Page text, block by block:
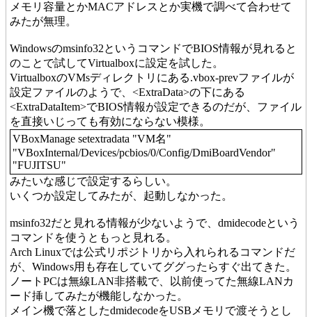
メモリ容量とかMACアドレスとか実機で調べて合わせて
みたが無理。
Windowsのmsinfo32というコマンドでBIOS情報が見れると
のことで試してVirtualboxに設定を試した。
VirtualboxのVMsディレクトリにある.vbox-prevファイルが
設定ファイルのようで、<ExtraData>の下にある
<ExtraDataItem>でBIOS情報が設定できるのだが、ファイル
を直接いじっても有効にならない模様。
VBoxManage setextradata "VM名"
"VBoxInternal/Devices/pcbios/0/Config/DmiBoardVendor"
"FUJITSU"
みたいな感じで設定するらしい。
いくつか設定してみたが、起動しなかった。
msinfo32だと見れる情報が少ないようで、dmidecodeという
コマンドを使うともっと見れる。
Arch Linuxでは公式リポジトリから入れられるコマンドだ
が、Windows用も存在していてググったらすぐ出てきた。
ノートPCは無線LAN非搭載で、以前使ってた無線LANカ
ード挿してみたが機能しなかった。
メイン機で落としたdmidecodeをUSBメモリで渡そうとし